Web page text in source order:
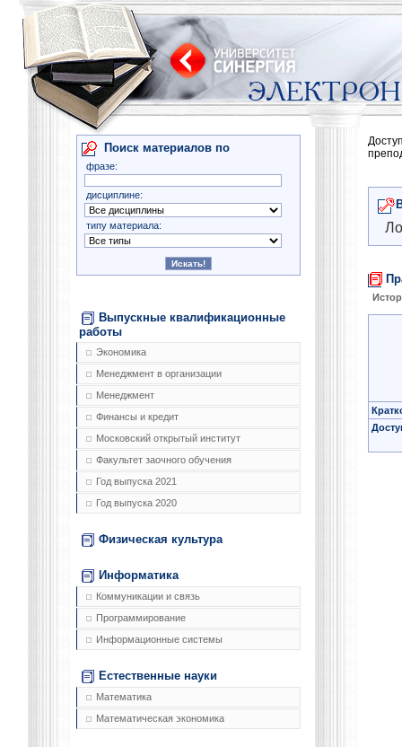
Поиск материалов по
фразе:
дисциплине:
типу материала:
Выпускные квалификационные
работы
Экономика
Менеджмент в организации
Менеджмент
Финансы и кредит
Московский открытый институт
Факультет заочного обучения
Год выпуска 2021
Год выпуска 2020
Физическая культура
Информатика
Коммуникации и связь
Программирование
Информационные системы
Естественные науки
Математика
Математическая экономика